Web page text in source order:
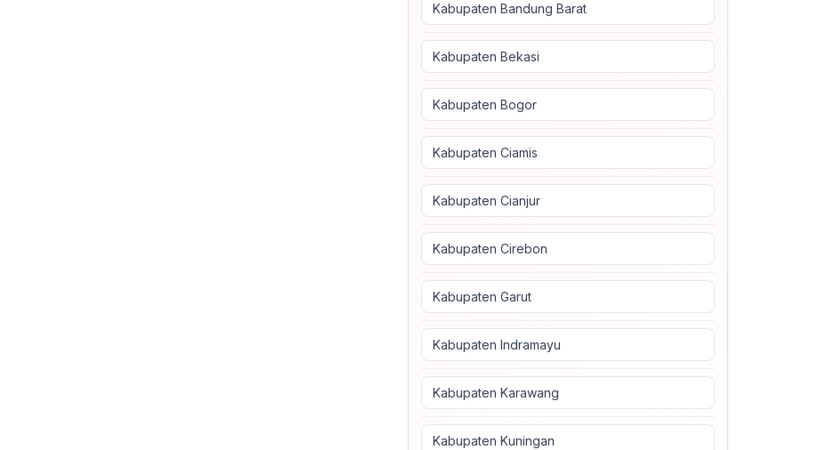
Kabupaten Bandung Barat
Kabupaten Bekasi
Kabupaten Bogor
Kabupaten Ciamis
Kabupaten Cianjur
Kabupaten Cirebon
Kabupaten Garut
Kabupaten Indramayu
Kabupaten Karawang
Kabupaten Kuningan